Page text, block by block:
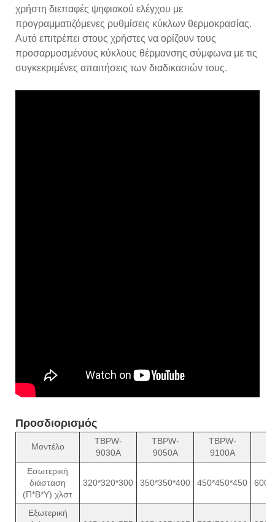
χρήστη διεπαφές ψηφιακού ελέγχου με
προγραμματιζόμενες ρυθμίσεις κύκλων θερμοκρασίας.
Αυτό επιτρέπει στους χρήστες να ορίζουν τους
προσαρμοσμένους κύκλους θέρμανσης σύμφωνα με τις
συγκεκριμένες απαιτήσεις των διαδικασιών τους.
Προσδιορισμός
Μοντέλο
TBPW-
9030A
TBPW-
9050A
TBPW-
9100A
Εσωτερική
διάσταση
(Π*Β*Υ) χλστ
320*320*300 350*350*400 450*450*450
Εξωτερική